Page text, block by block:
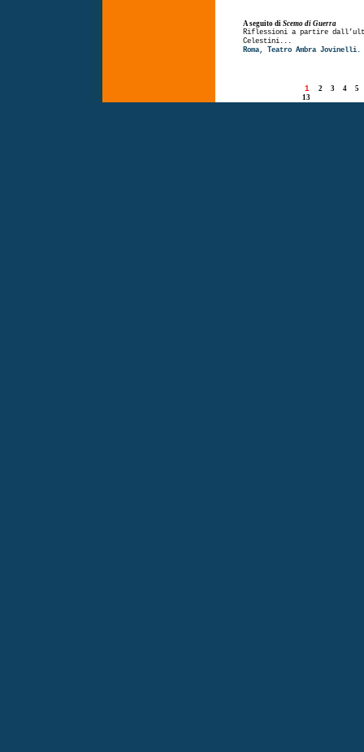
A seguito di Scemo di Guerra
Riflessioni a partire
Celestini...
Roma, Teatro Ambra
1 2 3 4
5
13